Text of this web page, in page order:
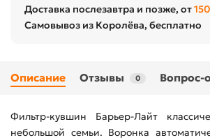
Доставка послезавтра и позже, от
Самовывоз из Королёва, бесплатно
Описание Отзывы 0 Вопрос-
Фильтр-кувшин Барьер-Лайт
небольшой семьи. Воронка